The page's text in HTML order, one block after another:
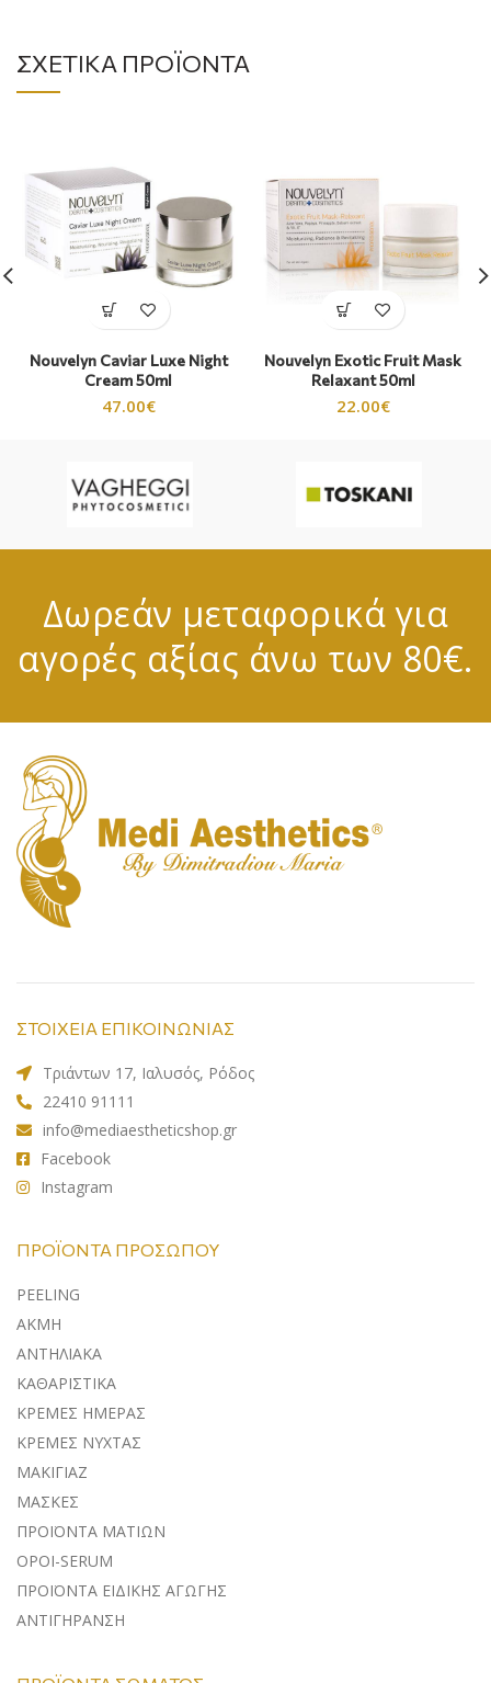
ΣΧΕΤΙΚΆ ΠΡΟΪΌΝΤΑ
Nouvelyn Caviar Luxe Night
Cream 50ml
47.00€
Nouvelyn Exotic Fruit Mask
Relaxant 50ml
22.00€
Δωρεάν μεταφορικά για
αγορές αξίας άνω των 80€.
ΣΤΟΙΧΕΙΑ ΕΠΙΚΟΙΝΩΝΙΑΣ
Τριάντων 17, Ιαλυσός, Ρόδος
22410 91111
info@mediaestheticshop.gr
Facebook
Instagram
ΠΡΟΪΌΝΤΑ ΠΡΟΣΏΠΟΥ
PEELING
ΑΚΜΗ
ΑΝΤΗΛΙΑΚA
ΚΑΘΑΡΙΣΤΙΚΑ
ΚΡΕΜΕΣ ΗΜΕΡΑΣ
ΚΡΕΜΕΣ ΝΥΧΤΑΣ
ΜΑΚΙΓΙΑΖ
ΜΑΣΚΕΣ
ΠΡΟΪΟΝΤΑ ΜΑΤΙΩΝ
ΟΡΟΙ-SERUM
ΠΡΟΪΟΝΤΑ ΕΙΔΙΚΗΣ ΑΓΩΓΗΣ
ΑΝΤΙΓΗΡΑΝΣΗ